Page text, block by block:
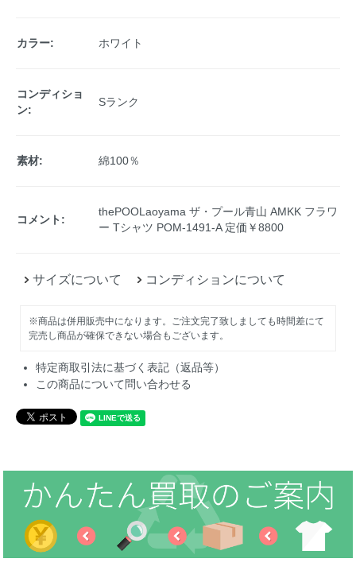
カラー: ホワイト
コンディショ
ン:
Sランク
素材: 綿100％
コメント:
thePOOLaoyama ザ・プール青山 AMKK フラワ
ー Tシャツ POM-1491-A 定価￥8800
サイズについて コンディションについて
※商品は併用販売中になります。ご注文完了致しましても時間差にて
完売し商品が確保できない場合もございます。
特定商取引法に基づく表記（返品等）
この商品について問い合わせる